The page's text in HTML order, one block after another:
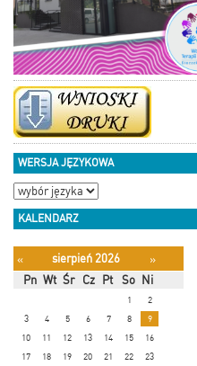
WERSJA JĘZYKOWA
KALENDARZ
« sierpień 2026
»
Pn Wt Śr Cz Pt So Ni
1
2
3
4 5 6 7 8
9
10
11 12 13 14 15
16
17
18 19 20 21 22 23